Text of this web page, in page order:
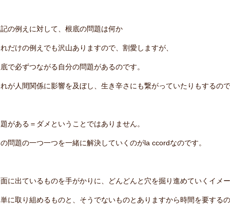
の例えに対して、根底の問題は何か
だけの例えでも沢山ありますので、割愛しますが、
で必ずつながる自分の問題があるのです。
が人間関係に影響を及ぼし、生き辛さにも繋がっていたりもするので
がある＝ダメということではありません。
問題の一つ一つを一緒に解決していくのがla ccordなのです。
に出ているものを手がかりに、どんどんと穴を掘り進めていくイメー
に取り組めるものと、そうでないものとありますから時間を要するの